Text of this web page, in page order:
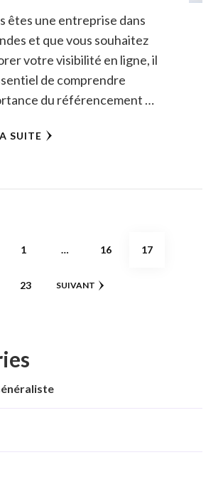
êtes une entreprise dans
et que vous souhaitez
votre visibilité en ligne, il
de comprendre
du référencement …
SUITE
PAGE
1 … PAGE
16 PAGE
17
PAGE
23 SUIVANT